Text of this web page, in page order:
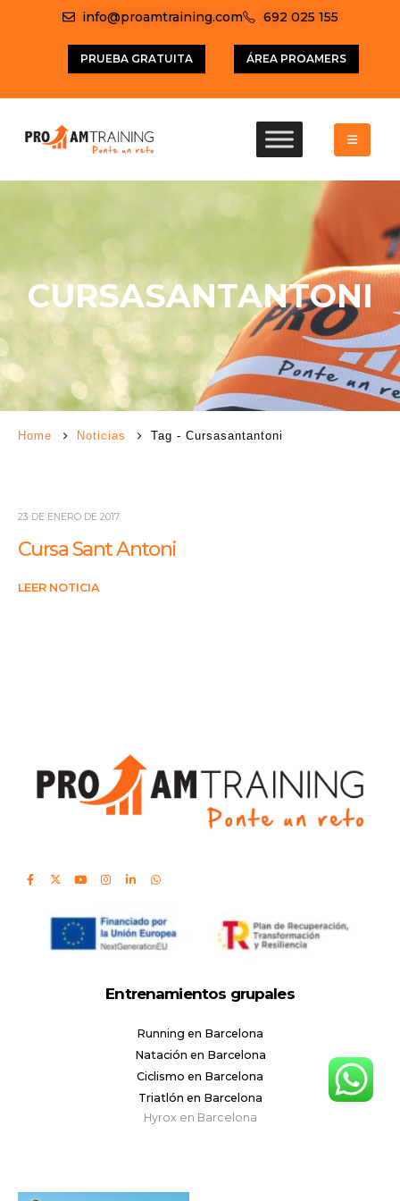
info@proamtraining.com 692 025 155
PRUEBA GRATUITA ÁREA PROAMERS
CURSASANTANTONI
Home Noticias Tag - Cursasantantoni
23 DE ENERO DE 2017
Cursa Sant Antoni
LEER NOTICIA
Entrenamientos grupales
Running en Barcelona
Natación en Barcelona
Ciclismo en Barcelona
Triatlón en Barcelona
Hyrox en Barcelona